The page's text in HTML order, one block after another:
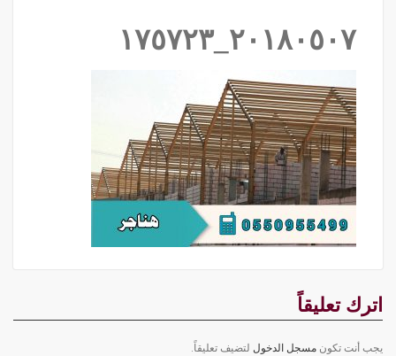
٢٠١٨٠٥٠٧_١٧٥٧٢٣
اترك تعليقاً
يجب أنت تكون مسجل الدخول لتضيف تعليقاً.